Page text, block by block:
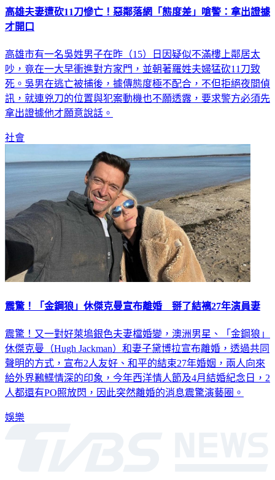
高雄夫妻遭砍11刀慘亡！惡鄰落網「態度差」嗆警：拿出證據
高雄市有一名吳姓男子在昨（15）日因疑似不滿樓上鄰居太
吵，竟在一大早衝進對方家門，並朝著羅姓夫婦猛砍11刀致
死。吳男在逃亡被捕後，據傳態度極不配合，不但拒絕夜間偵
訊，就連兇刀的位置與犯案動機也不願透露，要求警方必須先
震驚！又一對好萊塢銀色夫妻檔婚變，澳洲男星、「金鋼狼」
休傑克曼（Hugh Jackman）和妻子黛博拉宣布離婚，透過共同
聲明的方式，宣布2人友好、和平的結束27年婚姻，兩人向來
給外界鶼鰈情深的印象，今年西洋情人節及4月結婚紀念日，2